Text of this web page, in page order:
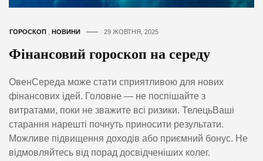
ГОРОСКОП НОВИНИ 29 ЖОВТНЯ, 2025
Фінансовий гороскоп на середу
ОвенСереда може стати сприятливою для нових
фінансових ідей. Головне — не поспішайте з
витратами, поки не зважите всі ризики. ТелецьВаші
старання нарешті почнуть приносити результати.
Можливе підвищення доходів або приємний бонус. Не
відмовляйтесь від порад досвідченіших колег.